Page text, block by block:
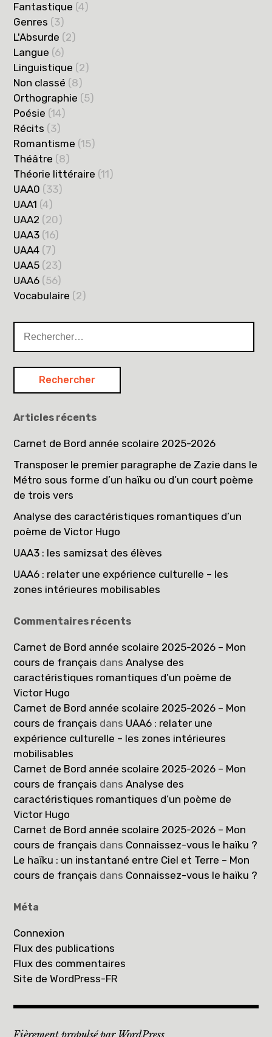
Fantastique (4)
Genres (3)
L'Absurde (2)
Langue (6)
Linguistique (2)
Non classé (8)
Orthographie (5)
Poésie (14)
Récits (3)
Romantisme (15)
Théâtre (8)
Théorie littéraire (11)
UAA0 (33)
UAA1 (4)
UAA2 (20)
UAA3 (16)
UAA4 (7)
UAA5 (23)
UAA6 (56)
Vocabulaire (2)
Articles récents
Carnet de Bord année scolaire 2025-2026
Transposer le premier paragraphe de Zazie dans le
Métro sous forme d’un haïku ou d’un court poème
de trois vers
Analyse des caractéristiques romantiques d’un
poème de Victor Hugo
UAA3 : les samizsat des élèves
UAA6 : relater une expérience culturelle – les
zones intérieures mobilisables
Commentaires récents
Carnet de Bord année scolaire 2025-2026 – Mon
cours de français dansAnalyse des
caractéristiques romantiques d’un poème de
Victor Hugo
Carnet de Bord année scolaire 2025-2026 – Mon
cours de français dans UAA6 : relater une
expérience culturelle – les zones intérieures
mobilisables
Carnet de Bord année scolaire 2025-2026 – Mon
cours de français dansAnalyse des
caractéristiques romantiques d’un poème de
Victor Hugo
Carnet de Bord année scolaire 2025-2026 – Mon
cours de français dans Connaissez-vous le haïku ?
Le haïku : un instantané entre Ciel et Terre – Mon
cours de français dans Connaissez-vous le haïku ?
Méta
Connexion
Flux des publications
Flux des commentaires
Site de WordPress-FR